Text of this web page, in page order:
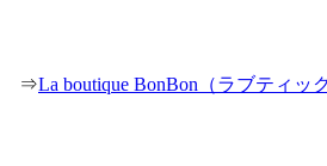
⇒La boutique BonBon（ラブティッ